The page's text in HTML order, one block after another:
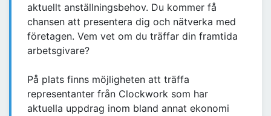
aktuellt anställningsbehov. Du kommer få
chansen att presentera dig och nätverka med
företagen. Vem vet om du träffar din framtida
arbetsgivare?
På plats finns möjligheten att träffa
representanter från Clockwork som har
aktuella uppdrag inom bland annat ekonomi